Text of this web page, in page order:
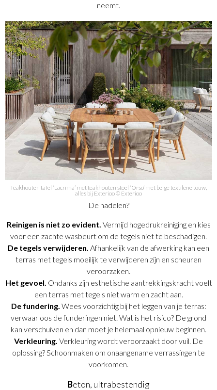
neemt.
Teakhouten tafel ‘Lacrima’ met teakhouten stoel ‘Orso’ met beige textilene touw,
alles bij Exterioo © Exterioo
De nadelen?
Reinigen is niet zo evident. Vermijd hogedrukreiniging en kies
voor een zachte wasbeurt om de tegels niet te beschadigen.
De tegels verwijderen. Afhankelijk van de afwerking kan een
terras met tegels moeilijk te verwijderen zijn en scheuren
veroorzaken.
Het gevoel. Ondanks zijn esthetische aantrekkingskracht voelt
een terras met tegels niet warm en zacht aan.
De fundering. Wees voorzichtig bij het leggen van je terras:
verwaarloos de funderingen niet. Wat is het risico? De grond
kan verschuiven en dan moet je helemaal opnieuw beginnen.
Verkleuring. Verkleuring wordt veroorzaakt door vuil. De
oplossing? Schoonmaken om onaangename verrassingen te
voorkomen.
Beton, ultrabestendig